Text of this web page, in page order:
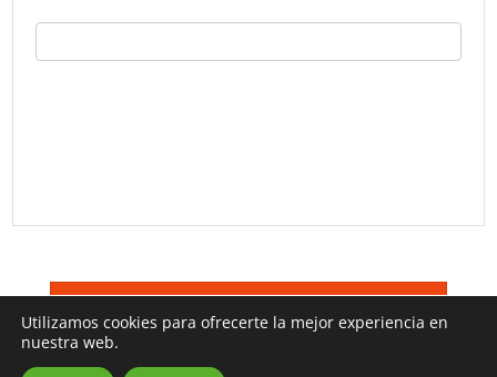
Utilizamos cookies para ofrecerte la mejor experiencia en
nuestra web.